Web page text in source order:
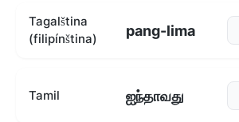
Tagalština
(filipínština)
pang-lima
Tamil ஐந்தாவது